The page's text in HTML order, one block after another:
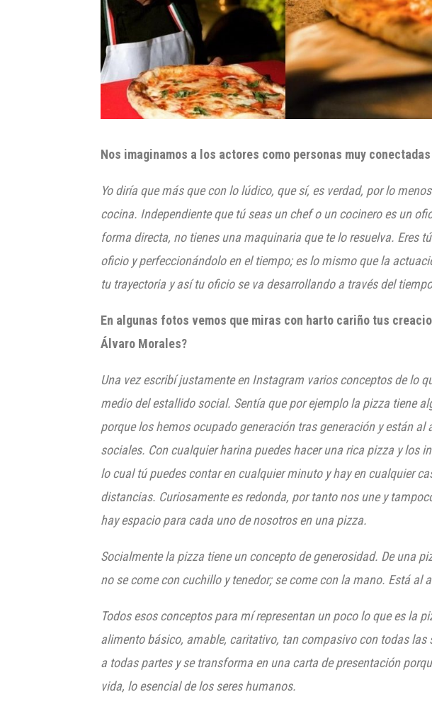
Nos imaginamos a los actores como personas muy
Yo diría que más que con lo lúdico, que sí, es verdad, por lo
cocina. Independiente que tú seas un chef o un cocinero es un
forma directa, no tienes una maquinaria que te lo resuelva. Eres
oficio y perfeccionándolo en el tiempo; es lo mismo que la
tu trayectoria y así tu oficio se va desarrollando a través del
En algunas fotos vemos que miras con harto cariño tus
Álvaro Morales?
Una vez escribí justamente en Instagram varios conceptos de lo
medio del estallido social. Sentía que por ejemplo la pizza tiene
porque los hemos ocupado generación tras generación y están
sociales. Con cualquier harina puedes hacer una rica pizza ylos
lo cual tú puedes contar en cualquier minuto y hay en cualquier
distancias. Curiosamente es redonda, por tanto nos une y
hay espacio para cada uno de nosotros en una pizza.
Socialmente la pizza tiene un concepto de generosidad. De una
no se comecon cuchillo y tenedor; se comecon la mano. Está al
Todos esos conceptos para mí representan un poco lo que es la
alimento básico, amable, caritativo, tan compasivo con todas las
a todas partes y se transforma en una carta de presentación
vida, lo esencial de los seres humanos.